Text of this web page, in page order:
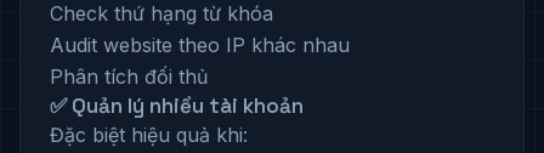
Check thứ hạng từ khóa
Audit website theo IP khác nhau
Phân tích đối thủ
✅ Quản lý nhiều tài khoản
Đặc biệt hiệu quả khi: